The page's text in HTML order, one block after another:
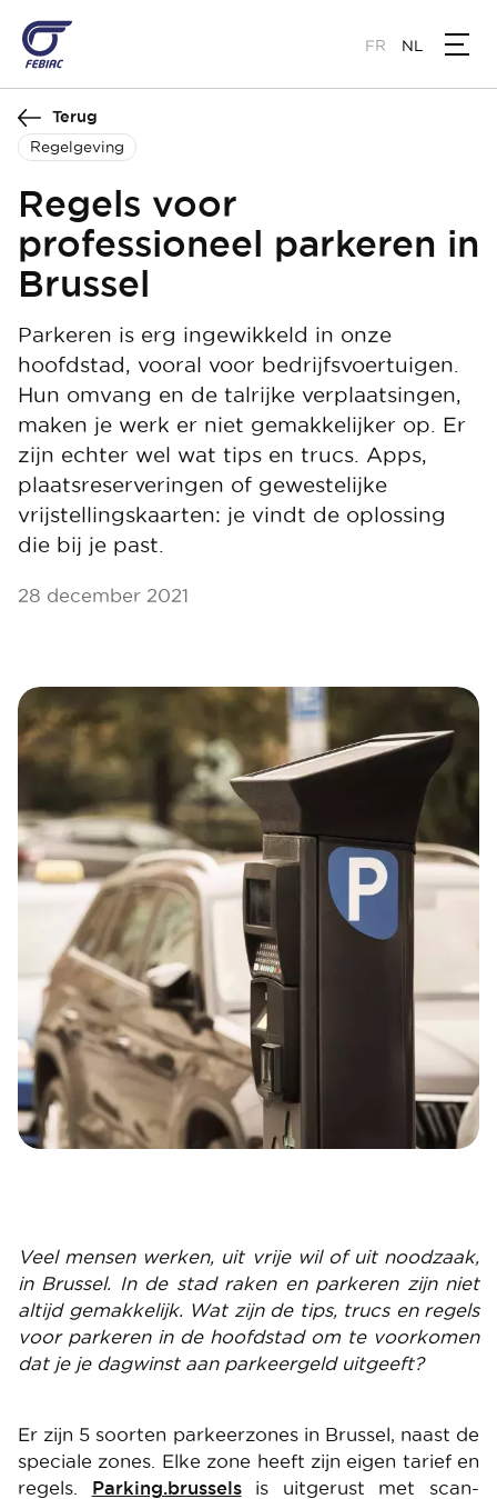
naar
de
inhoud
gaan
FR NL
Terug
Regelgeving
Regels voor
professioneel parkeren in
Brussel
Parkeren is erg ingewikkeld in onze
hoofdstad, vooral voor bedrijfsvoertuigen.
Hun omvang en de talrijke verplaatsingen,
maken je werk er niet gemakkelijker op. Er
zijn echter wel wat tips en trucs. Apps,
plaatsreserveringen of gewestelijke
vrijstellingskaarten: je vindt de oplossing
die bij je past.
28 december 2021
Veel mensen werken, uit vrije wil of uit noodzaak,
in Brussel. In de stad raken en parkeren zijn niet
altijd gemakkelijk. Wat zijn de tips, trucs en regels
voor parkeren in de hoofdstad om te voorkomen
dat je je dagwinst aan parkeergeld uitgeeft?
Er zijn 5 soorten parkeerzones in Brussel, naast de
speciale zones. Elke zone heeft zijn eigen tarief en
regels. Parking.brusselsis uitgerust met scan-